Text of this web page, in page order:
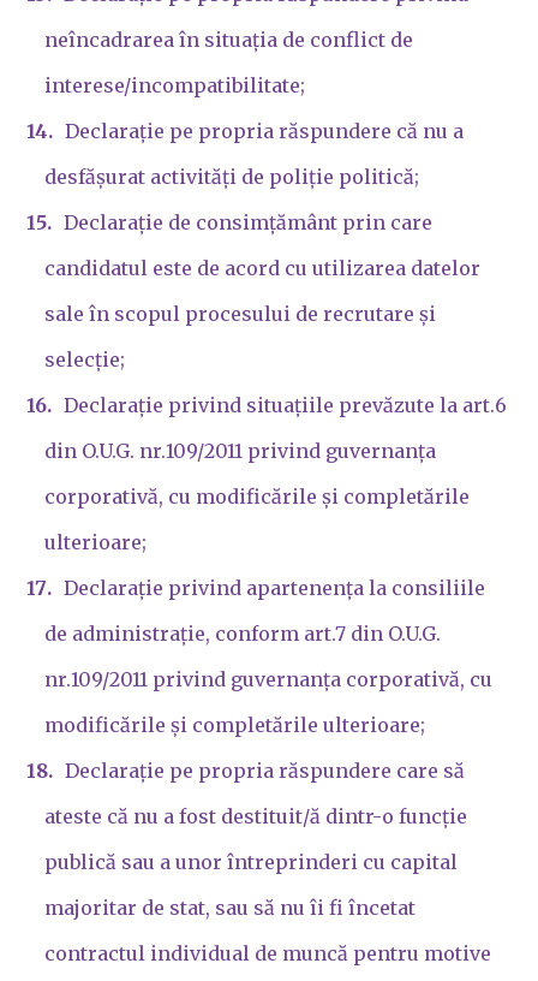
neîncadrarea în situația de conflict de
interese/incompatibilitate;
Declarație pe propria răspundere că nu a
desfășurat activități de poliție politică;
Declarație de consimțământ prin care
candidatul este de acord cu utilizarea datelor
sale în scopul procesului de recrutare și
selecție;
Declarație privind situațiile prevăzute la art.6
din O.U.G. nr.109/2011 privind guvernanța
corporativă, cu modificările și completările
ulterioare;
Declarație privind apartenența la consiliile
de administrație, conform art.7 din O.U.G.
nr.109/2011 privind guvernanța corporativă, cu
modificările și completările ulterioare;
Declarație pe propria răspundere care să
ateste că nu a fost destituit/ă dintr-o funcție
publică sau a unor întreprinderi cu capital
majoritar de stat, sau să nu îi fi încetat
contractul individual de muncă pentru motive